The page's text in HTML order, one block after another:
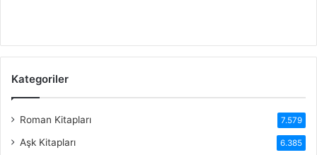
Kategoriler
Roman Kitapları 7.579
Aşk Kitapları 6.385